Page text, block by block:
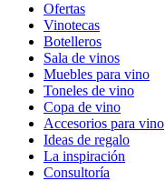
Ofertas
Vinotecas
Botelleros
Sala de vinos
Muebles para vino
Toneles de vino
Copa de vino
Accesorios para vino
Ideas de regalo
La inspiración
Consultoría